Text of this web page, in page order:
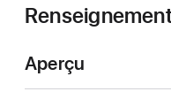
Aperçu